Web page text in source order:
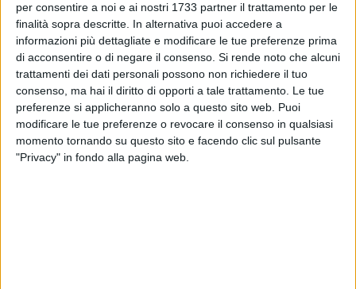
per consentire a noi e ai nostri 1733 partner il trattamento per le
finalità sopra descritte. In alternativa puoi accedere a
informazioni più dettagliate e modificare le tue preferenze prima
di acconsentire o di negare il consenso. Si rende noto che alcuni
trattamenti dei dati personali possono non richiedere il tuo
consenso, ma hai il diritto di opporti a tale trattamento. Le tue
preferenze si applicheranno solo a questo sito web. Puoi
modificare le tue preferenze o revocare il consenso in qualsiasi
momento tornando su questo sito e facendo clic sul pulsante
"Privacy" in fondo alla pagina web.
Alla presenza del dott. Italo Muntoni della Soprintendenza
sono tornati a Spinazzola i primi 125 reperti rinvenienti da
campagne di scavo eseguite nel nostro territorio che
andranno a popolare il Museo Civico.
Tra essi il sigillo in piombo di Leone VI e il prezioso pugnale
in bronzo.
Ad attenderli il Vice Sindaco Giuliana Silvestri Vigilante e gli